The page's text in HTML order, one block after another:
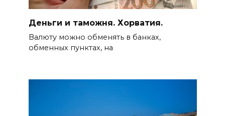
Деньги и таможня. Хорватия.
Валюту можно обменять в банках,
обменных пунктах, на